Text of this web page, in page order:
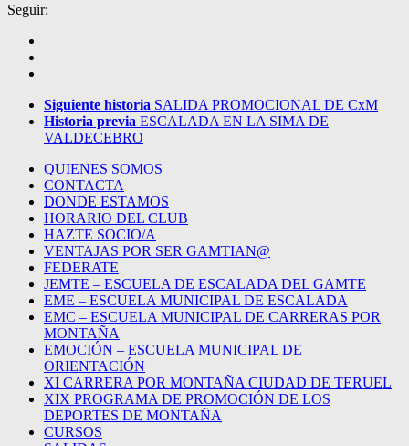
Seguir:
Siguiente historia SALIDA PROMOCIONAL DE CxM
Historia previa ESCALADA EN LA SIMA DE
VALDECEBRO
QUIENES SOMOS
CONTACTA
DONDE ESTAMOS
HORARIO DEL CLUB
HAZTE SOCIO/A
VENTAJAS POR SER GAMTIAN@
FEDERATE
JEMTE – ESCUELA DE ESCALADA DEL GAMTE
EME – ESCUELA MUNICIPAL DE ESCALADA
EMC – ESCUELA MUNICIPAL DE CARRERAS POR
MONTAÑA
EMOCIÓN – ESCUELA MUNICIPAL DE
ORIENTACIÓN
XI CARRERA POR MONTAÑA CIUDAD DE TERUEL
XIX PROGRAMA DE PROMOCIÓN DE LOS
DEPORTES DE MONTAÑA
CURSOS